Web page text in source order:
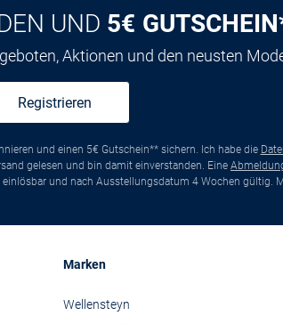
UND 5€
Aktionen und den neusten
Registrieren
und einen 5€ Gutschein** sichern. Ich habe die
gelesen und bin damit einverstanden. Eine
und nach Ausstellungsdatum 4 Wochen gültig.
Marken
Wellensteyn